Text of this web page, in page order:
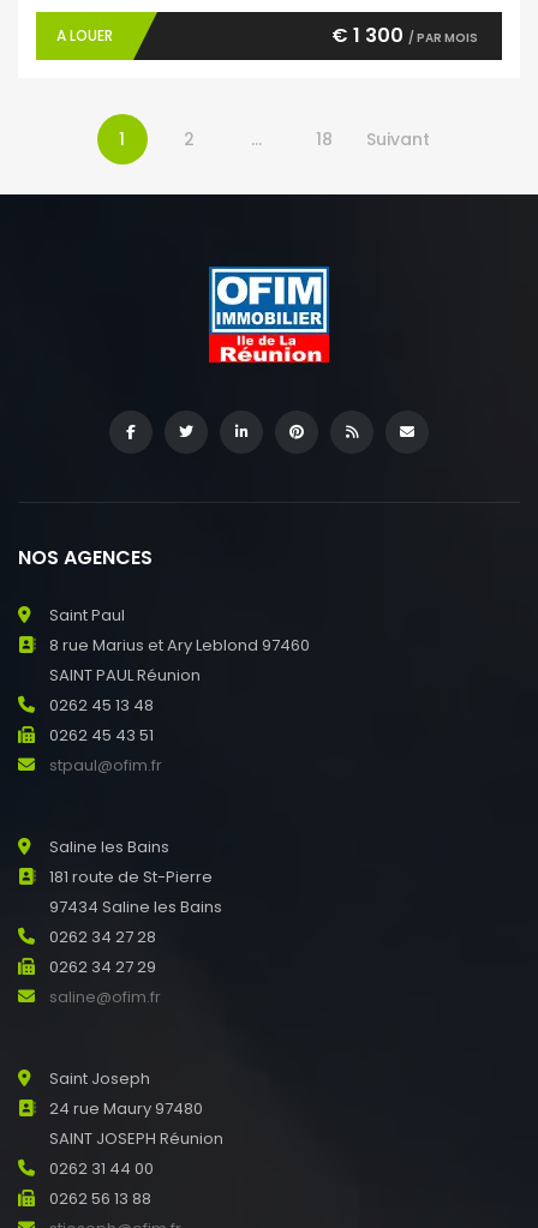
A LOUER € 1 300 / PAR MOIS
1 2 … 18 Suivant
NOS AGENCES
Saint Paul
8 rue Marius et Ary Leblond 97460
SAINT PAUL Réunion
0262 45 13 48
0262 45 43 51
stpaul@ofim.fr
Saline les Bains
181 route de St-Pierre
97434 Saline les Bains
0262 34 27 28
0262 34 27 29
saline@ofim.fr
Saint Joseph
24 rue Maury 97480
SAINT JOSEPH Réunion
0262 31 44 00
0262 56 13 88